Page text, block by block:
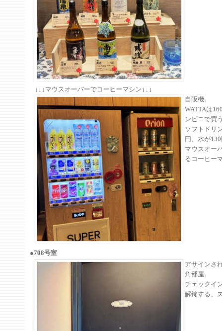
↓↓↓マウスオーバーでコーヒーマシン↓↓↓
自販機。
WATTAは
ンビニで買
ソフトドリ
円、水が
マウスオー
るコーヒー
●708号室
アサインさ
角部屋。
チェックイ
解錠する、